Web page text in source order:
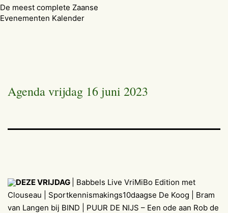
De meest complete Zaanse
Evenementen Kalender
Agenda vrijdag 16 juni 2023
DEZE VRIJDAG
| Babbels Live VriMiBo Edition met
Clouseau | Sportkennismakings10daagse De Koog | Bram
van Langen bij BIND | PUUR DE NIJS – Een ode aan Rob de